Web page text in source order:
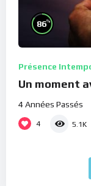
86%
Présence
Un moment
4 Années Passés
4 5.1K